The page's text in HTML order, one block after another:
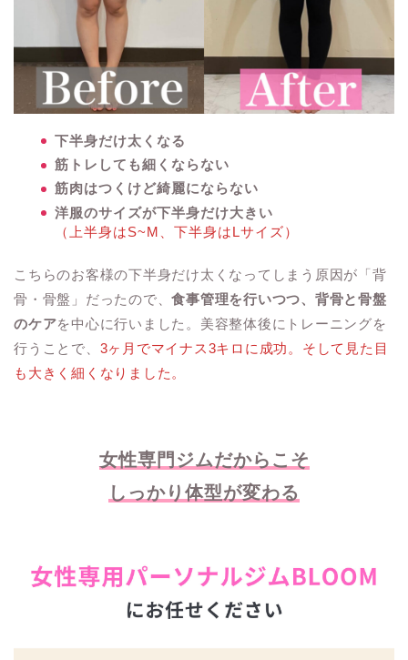
下半身だけ太くなる
筋トレしても細くならない
筋肉はつくけど綺麗にならない
洋服のサイズが下半身だけ大きい
（上半身はS~M、下半身はLサイズ）
こちらのお客様の下半身だけ太くなってしまう原因が「背
骨・骨盤」だったので、食事管理を行いつつ、背骨と骨盤
のケアを中心に行いました。美容整体後にトレーニングを
行うことで、 3ヶ月でマイナス3キロに成功。そして見た目
も大きく細くなりました。
女性専門ジムだからこそ
しっかり体型が変わる